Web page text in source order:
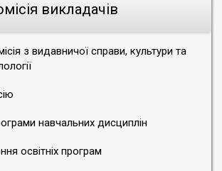
викладачів
з видавничої справи, культури та
навчальних дисциплін
освітніх програм